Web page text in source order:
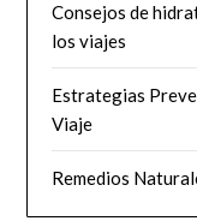
Consejos de
los viajes
Estrategias
Viaje
Remedios